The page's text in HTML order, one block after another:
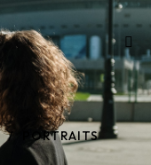
PORTRAITS